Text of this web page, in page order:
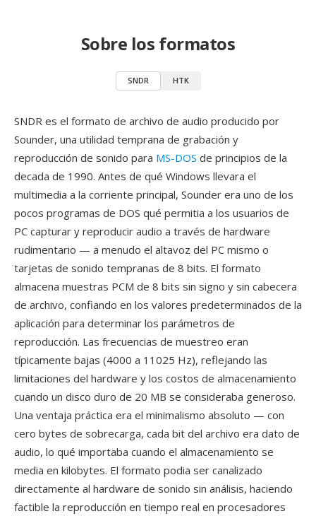
Sobre los formatos
SNDR HTK
SNDR es el formato de archivo de audio producido por
Sounder, una utilidad temprana de grabación y
reproducción de sonido para MS-DOS de principios de la
decada de 1990. Antes de qué Windows llevara el
multimedia a la corriente principal, Sounder era uno de los
pocos programas de DOS qué permitia a los usuarios de
PC capturar y reproducir audio a través de hardware
rudimentario — a menudo el altavoz del PC mismo o
tarjetas de sonido tempranas de 8 bits. El formato
almacena muestras PCM de 8 bits sin signo y sin cabecera
de archivo, confiando en los valores predeterminados de la
aplicación para determinar los parámetros de
reproducción. Las frecuencias de muestreo eran
típicamente bajas (4000 a 11025 Hz), reflejando las
limitaciones del hardware y los costos de almacenamiento
cuando un disco duro de 20 MB se consideraba generoso.
Una ventaja práctica era el minimalismo absoluto — con
cero bytes de sobrecarga, cada bit del archivo era dato de
audio, lo qué importaba cuando el almacenamiento se
media en kilobytes. El formato podia ser canalizado
directamente al hardware de sonido sin análisis, haciendo
factible la reproducción en tiempo real en procesadores